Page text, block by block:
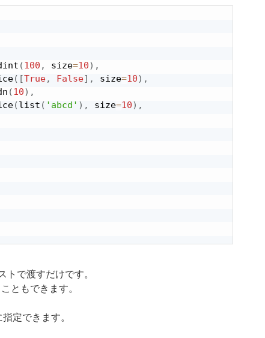
(100 , size=10) ,
( [True, False] , size=10) ,
(10) ,
(list ( 'abcd' ) , size=10) ,
で渡すだけです。
ともできます。
定できます。